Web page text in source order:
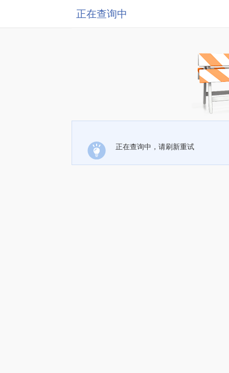
正在查询中
正在查询中，请刷新重试